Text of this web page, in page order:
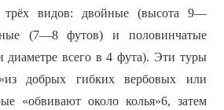
трёх видов: двойные (высота 9—
(7—8 футов) и половинчатые
диаметре всего в 4 фута). Эти туры
«из добрых гибких вербовых или
«обвивают около колья»6, затем